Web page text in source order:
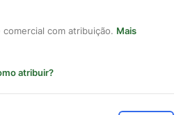
com atribuição. Mais
atribuir?